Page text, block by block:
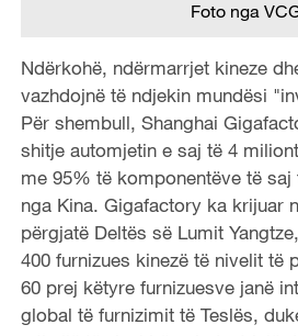
Foto nga
Ndërkohë, ndërmarrjet kineze
vazhdojnë të ndjekin mundësi
Për shembull, Shanghai
shitje automjetin e saj të 4
me 95% të komponentëve të saj
nga Kina. Gigafactory ka krijuar
përgjatë Deltës së Lumit
400 furnizues kinezë të nivelit të
60 prej këtyre furnizuesve janë
global të furnizimit të Teslës,